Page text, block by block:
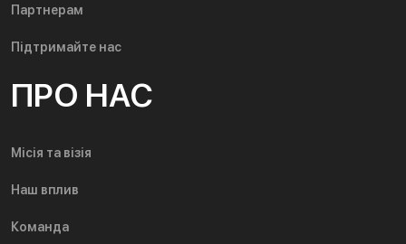
Партнерам
Підтримайте нас
ПРО НАС
Місія та візія
Наш вплив
Команда